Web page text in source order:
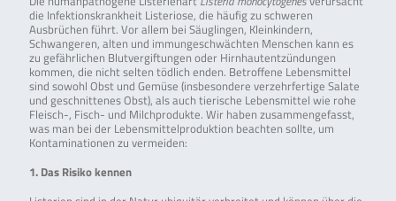
die Infektionskrankheit Listeriose, die häufig zu schweren
Ausbrüchen führt. Vor allem bei Säuglingen, Kleinkindern,
Schwangeren, alten und immungeschwächten Menschen kann es
zu gefährlichen Blutvergiftungen oder Hirnhautentzündungen
kommen, die nicht selten tödlich enden. Betroffene Lebensmittel
sind sowohl Obst und Gemüse (insbesondere verzehrfertige Salate
und geschnittenes Obst), als auch tierische Lebensmittel wie rohe
Fleisch-, Fisch- und Milchprodukte. Wir haben zusammengefasst,
was man bei der Lebensmittelproduktion beachten sollte, um
Kontaminationen zu vermeiden:
1. Das Risiko kennen